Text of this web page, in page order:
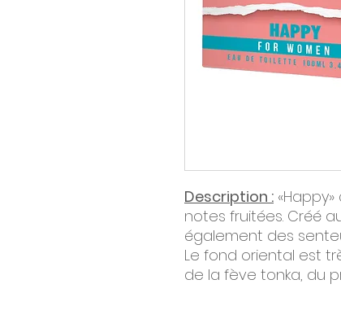
Description :
notes fruitées. Créé
également des
Le fond oriental est
de la fève tonka, du